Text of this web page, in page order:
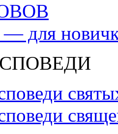
— для